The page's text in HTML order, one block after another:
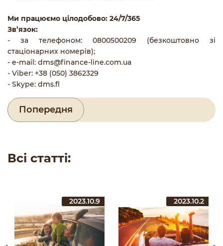
Ми працюємо цілодобово: 24/7/365
Зв’язок:
- за телефоном: 0800500209 (безкоштовно зі
стаціонарних номерів);
- e-mail: dms@finance-line.com.ua
- Viber: +38 (050) 3862329
- Skype: dms.fl
Попередня
Всі статті:
2023.10.9 2023.10.2